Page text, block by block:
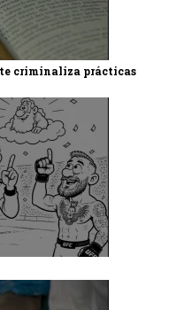
criminaliza prácticas